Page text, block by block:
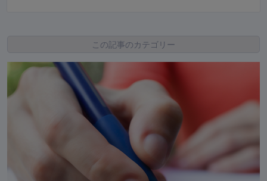
この記事のカテゴリー